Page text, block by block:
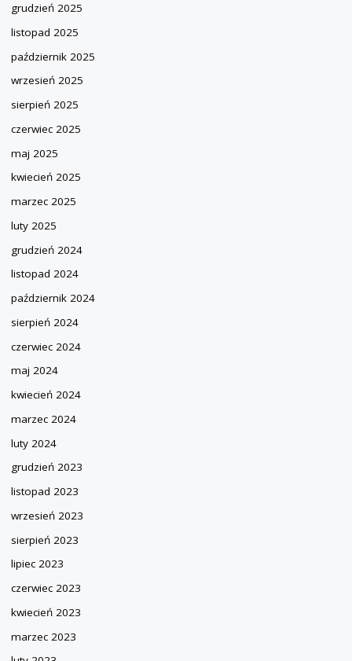
grudzień 2025
listopad 2025
październik 2025
wrzesień 2025
sierpień 2025
czerwiec 2025
maj 2025
kwiecień 2025
marzec 2025
luty 2025
grudzień 2024
listopad 2024
październik 2024
sierpień 2024
czerwiec 2024
maj 2024
kwiecień 2024
marzec 2024
luty 2024
grudzień 2023
listopad 2023
wrzesień 2023
sierpień 2023
lipiec 2023
czerwiec 2023
kwiecień 2023
marzec 2023